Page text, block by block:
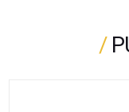
/